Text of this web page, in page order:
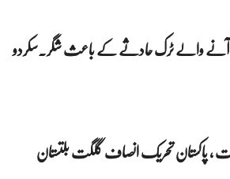
آنے والے ٹرک حادثے کے باعث شگر۔سکردو
مذمت ، پاکستان تحریک انصاف گلگت بلتستان